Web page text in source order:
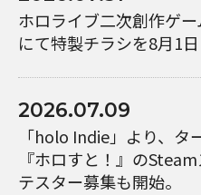
ホロライブ二次創作ゲ
にて特製チラシを8月1
2026.07.09
「holo Indie」より、
『ホロすと！』の
テスター募集も開始。